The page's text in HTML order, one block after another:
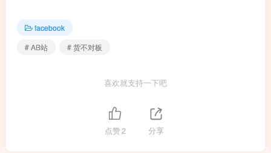
facebook
# AB站
# 货不对板
喜欢就支持一下吧
点赞2 分享